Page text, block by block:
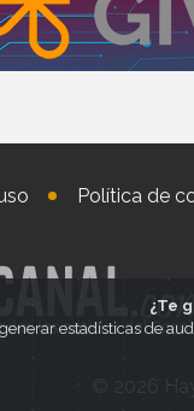
Política de
© 2026
¿Te
estadísticas de